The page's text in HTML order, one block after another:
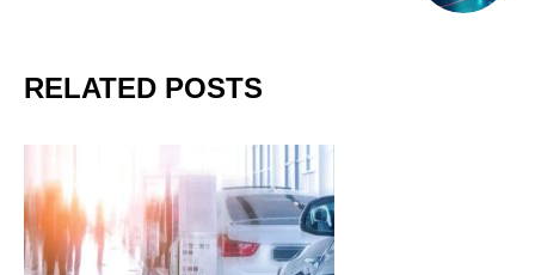
RELATED POSTS